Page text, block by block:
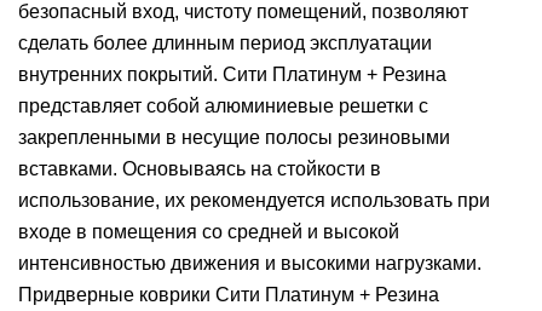
безопасный вход, чистоту помещений, позволяют
сделать более длинным период эксплуатации
внутренних покрытий. Сити Платинум + Резина
представляет собой алюминиевые решетки с
закрепленными в несущие полосы резиновыми
вставками. Основываясь на стойкости в
использование, их рекомендуется использовать при
входе в помещения со средней и высокой
интенсивностью движения и высокими нагрузками.
Придверные коврики Сити Платинум + Резина